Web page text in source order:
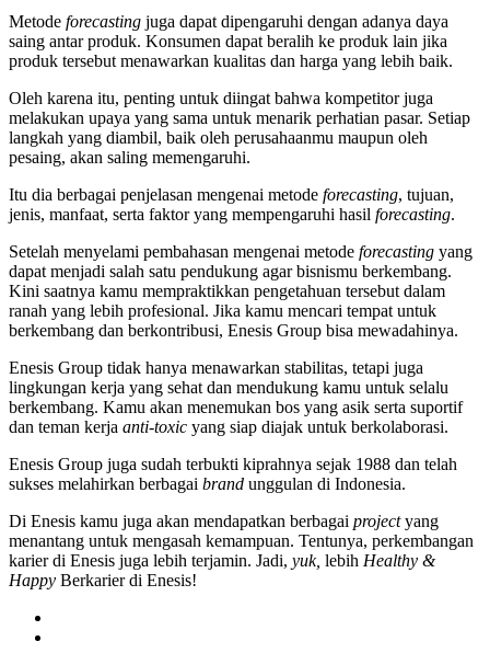
Metode forecasting juga dapat dipengaruhi dengan adanya daya
saing antar produk. Konsumen dapat beralih ke produk lain jika
produk tersebut menawarkan kualitas dan harga yang lebih baik.
Oleh karena itu, penting untuk diingat bahwa kompetitor juga
melakukan upaya yang sama untuk menarik perhatian pasar. Setiap
langkah yang diambil, baik oleh perusahaanmu maupun oleh
pesaing, akan saling memengaruhi.
Itu dia berbagai penjelasan mengenai metode forecasting, tujuan,
jenis, manfaat, serta faktor yang mempengaruhi hasil forecasting.
Setelah menyelami pembahasan mengenai metode forecasting yang
dapat menjadi salah satu pendukung agar bisnismu berkembang.
Kini saatnya kamu mempraktikkan pengetahuan tersebut dalam
ranah yang lebih profesional. Jika kamu mencari tempat untuk
berkembang dan berkontribusi, Enesis Group bisa mewadahinya.
Enesis Group tidak hanya menawarkan stabilitas, tetapi juga
lingkungan kerja yang sehat dan mendukung kamu untuk selalu
berkembang. Kamu akan menemukan bos yang asik serta suportif
dan teman kerja anti-toxic yang siap diajak untuk berkolaborasi.
Enesis Group juga sudah terbukti kiprahnya sejak 1988 dan telah
sukses melahirkan berbagai brand unggulan di Indonesia.
Di Enesis kamu juga akan mendapatkan berbagai projectyang
menantang untuk mengasah kemampuan. Tentunya, perkembangan
karier di Enesis juga lebih terjamin. Jadi, yuk, lebih Healthy &
Happy Berkarier di Enesis!